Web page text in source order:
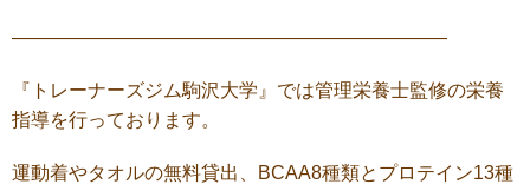
———————————————————————
『トレーナーズジム駒沢大学』では管理栄養士監修の栄養
指導を行っております。
運動着やタオルの無料貸出、BCAA8種類とプロテイン13種